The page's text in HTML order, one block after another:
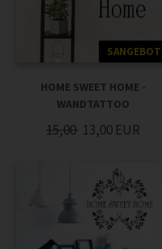
SANGEBOT
HOME SWEET HOME -
WANDTATTOO
15,00 13,00 EUR